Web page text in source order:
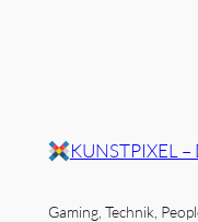
KUNSTPIXEL
Gaming, Technik,